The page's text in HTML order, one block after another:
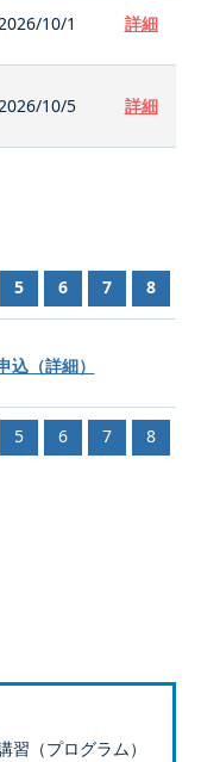
10/1 詳細
10/5 詳細
5 6 7 8
込（詳細）
5 6 7 8
（プログラム）